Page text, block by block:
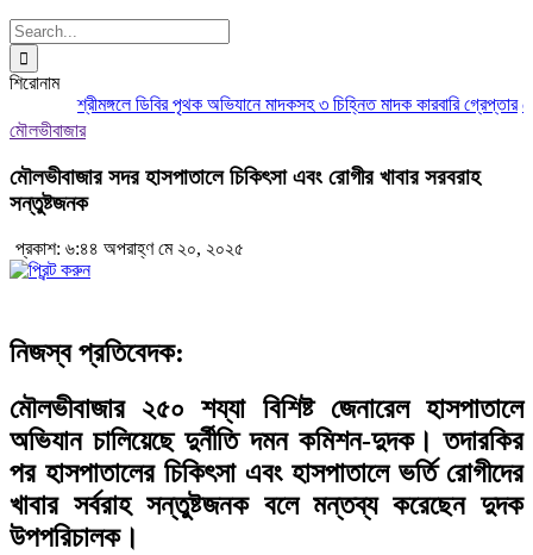
Search
for:
শিরোনাম
শ্রীমঙ্গলে ডিবির পৃথক অভিযানে মাদকসহ ৩ চিহ্নিত মাদক কারবারি গ্রেপ্তার
মৌলভীবাজার
মৌলভীবাজার সদর হাসপাতালে চিকিৎসা এবং রোগীর খাবার সরবরাহ
সন্তুষ্টজনক
প্রকাশ: ৬:৪৪ অপরাহ্ণ মে ২০, ২০২৫
নিজস্ব প্রতিবেদক:
মৌলভীবাজার ২৫০ শয্যা বিশিষ্ট জেনারেল হাসপাতালে
অভিযান চালিয়েছে দুর্নীতি দমন কমিশন-দুদক। তদারকির
পর হাসপাতালের চিকিৎসা এবং হাসপাতালে ভর্তি রোগীদের
খাবার সর্বরাহ সন্তুষ্টজনক বলে মন্তব্য করেছেন দুদক
উপপরিচালক।